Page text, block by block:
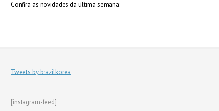
Confira as novidades da última semana:
Tweets by brazilkorea
[instagram-feed]